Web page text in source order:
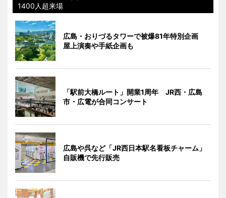
1400人超来場
広島・おりづるタワーで被爆81年特別企画
屋上演奏や手紙企画も
「駅前大橋ルート」開業1周年 JR西・広島
市・広電が合同コンサート
広島や呉など「JR西日本駅名看板チャーム」
自販機で先行販売